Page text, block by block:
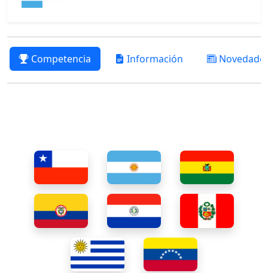
Competencia Información